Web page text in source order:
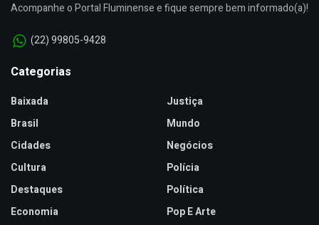
Acompanhe o Portal Fluminense e fique sempre bem informado(a)!
(22) 99805-9428
Categorias
Baixada
Brasil
Cidades
Cultura
Destaques
Economia
Justiça
Mundo
Negócios
Polícia
Política
Pop E Arte